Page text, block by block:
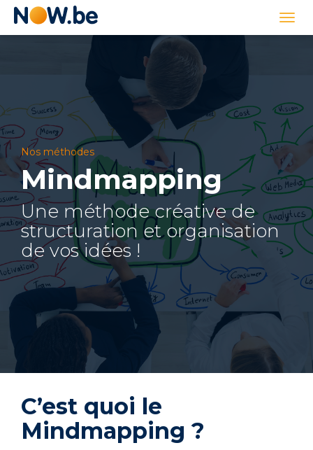
Lien
d'accueil
Nos méthodes
Mindmapping
Une méthode créative de
structuration et organisation
de vos idées !
C’est quoi le
Mindmapping ?